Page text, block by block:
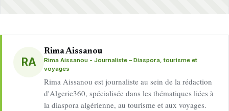
RA
Rima Aissanou
Rima Aissanou - Journaliste – Diaspora, tourisme et
voyages
Rima Aissanou est journaliste au sein de la rédaction
d'Algerie360, spécialisée dans les thématiques liées à
la diaspora algérienne, au tourisme et aux voyages.